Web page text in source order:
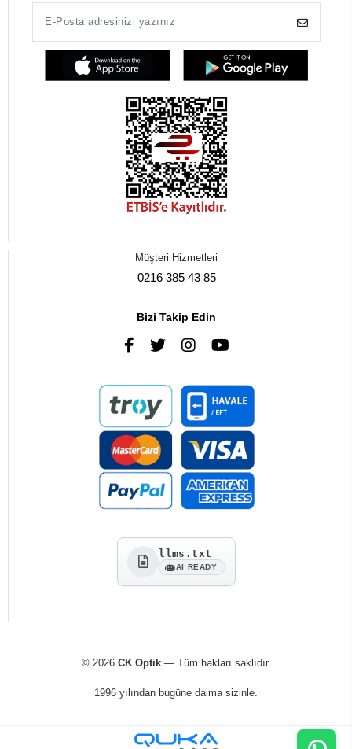
Müşteri Hizmetleri
0216 385 43 85
Bizi Takip Edin
llms.txt
AI READY
© 2026 CK Optik— Tüm hakları saklıdır.
1996 yılından bugüne daima sizinle.